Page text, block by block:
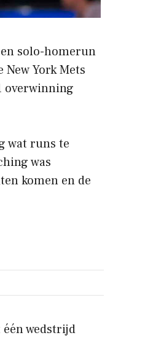
solo-homerun
York Mets
overwinning
wat runs te
was
komen en de
wedstrijd